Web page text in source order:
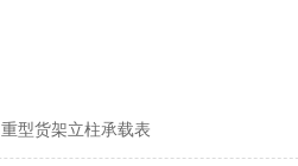
重型货架立柱承载表